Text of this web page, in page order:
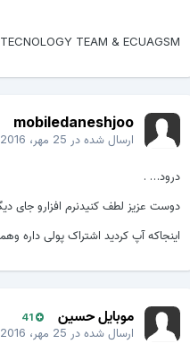
TEAM & ECUAGSM
mobiledaneshjoo
ارسال شده در25 مهر، 2016
درود… .
دوست عزیز لطف کنیدنرم افزارو جای
اینجاکه آپ کردید اشتراک پولی داره
موبایل حسین 41
ارسال شده در25 مهر، 2016